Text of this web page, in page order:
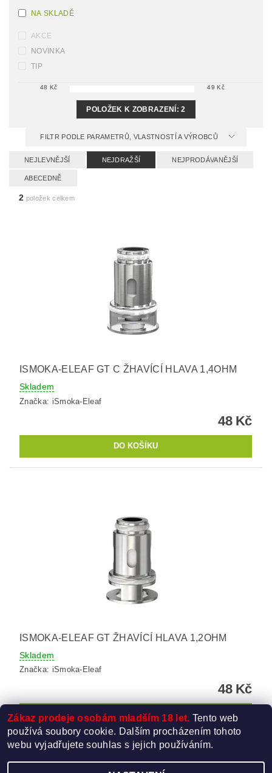
NA SKLADĚ
AKCE
NOVINKA
TIP
48 Kč 49 Kč
POLOŽEK K ZOBRAZENÍ:2
FILTR PODLE PARAMETRŮ, VLASTNOSTÍ A VÝROBCŮ
NEJLEVNĚJŠÍ NEJDRAŽŠÍ NEJPRODÁVANĚJŠÍ
ABECEDNĚ
2 položek celkem
ISMOKA-ELEAF GT C ŽHAVÍCÍ HLAVA 1,4OHM
Skladem
Značka: iSmoka-Eleaf
48 Kč
ISMOKA-ELEAF GT ŽHAVÍCÍ HLAVA 1,2OHM
Skladem
Značka: iSmoka-Eleaf
48 Kč
Zákaz prodeje osobám mladším 18 let. Tento web
používá soubory cookie. Dalším procházením tohoto
webu vyjadřujete souhlas s jejich používáním.